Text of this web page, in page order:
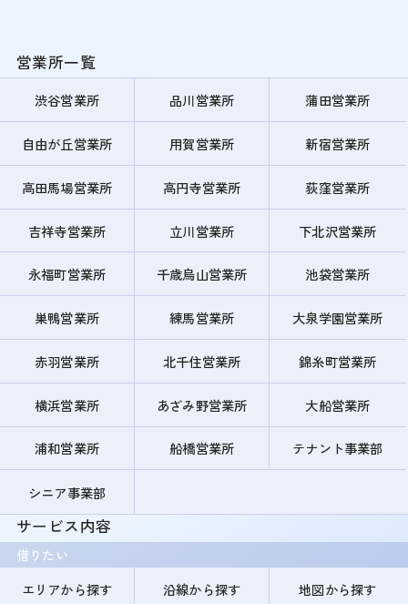
営業所一覧
渋谷営業所 品川営業所 蒲田営業所
自由が丘営業所 用賀営業所 新宿営業所
高田馬場営業所 高円寺営業所 荻窪営業所
吉祥寺営業所 立川営業所 下北沢営業所
永福町営業所 千歳烏山営業所 池袋営業所
巣鴨営業所 練馬営業所 大泉学園営業所
赤羽営業所 北千住営業所 錦糸町営業所
横浜営業所 あざみ野営業所 大船営業所
浦和営業所 船橋営業所 テナント事業部
シニア事業部
サービス内容
借りたい
エリアから探す
沿線から探す 地図から探す